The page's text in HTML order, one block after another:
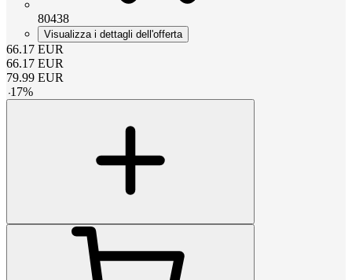
80438
Visualizza i dettagli dell'offerta
66.17 EUR
66.17 EUR
79.99 EUR
-17%